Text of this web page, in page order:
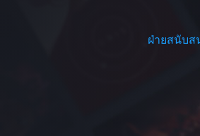
ฝ่ายสนับส